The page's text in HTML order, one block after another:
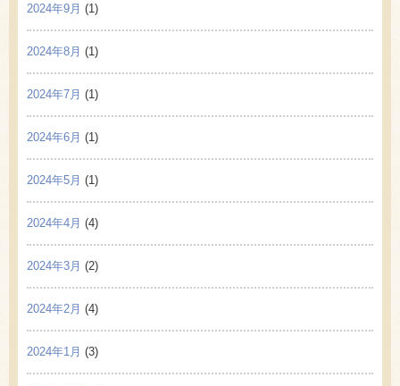
2024年9月 (1)
2024年8月 (1)
2024年7月 (1)
2024年6月 (1)
2024年5月 (1)
2024年4月 (4)
2024年3月 (2)
2024年2月 (4)
2024年1月 (3)